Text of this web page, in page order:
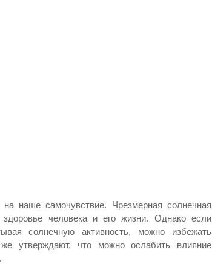
наше самочувствие. Чрезмерная солнечная
здоровье человека и его жизни. Однако если
солнечную активность, можно избежать
утверждают, что можно ослабить влияние